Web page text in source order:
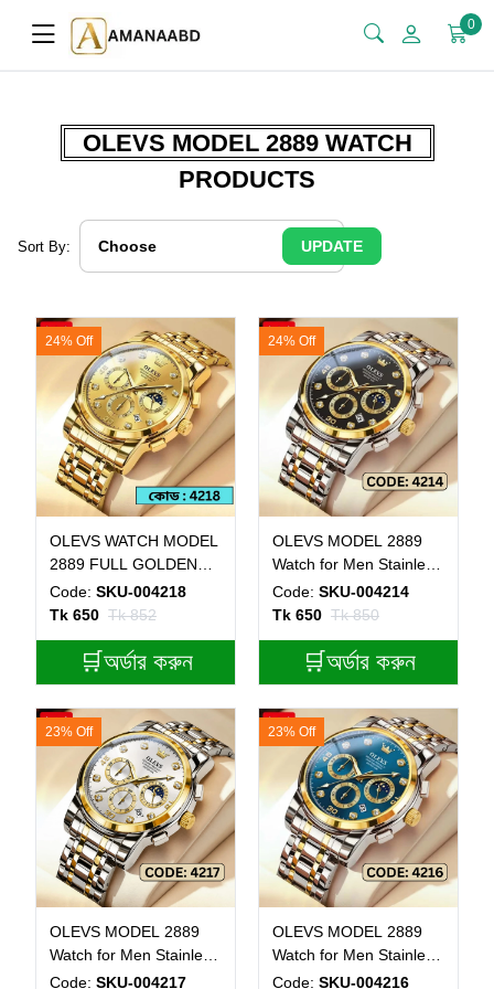
0
OLEVS MODEL 2889 WATCH
PRODUCTS
Sort By: UPDATE
24% Off
OLEVS WATCH MODEL
2889 FULL GOLDEN
COLOUR FOR MAN +
এক পিস ব্যাটারি ফ্রি।
Code: SKU-004218
Tk 650 Tk 852
🛒অর্ডার করুন
24% Off
OLEVS MODEL 2889
Watch for Men Stainless
Steel Watches - 2889
TOTON AR DIAL
GOLDEN - MAN WATCH
Code: SKU-004214
Tk 650 Tk 850
🛒অর্ডার করুন
23% Off
OLEVS MODEL 2889
Watch for Men Stainless
Steel Watches - 2889
Code: SKU-004217
23% Off
OLEVS MODEL 2889
Watch for Men Stainless
Steel Watches - 2889
Code: SKU-004216